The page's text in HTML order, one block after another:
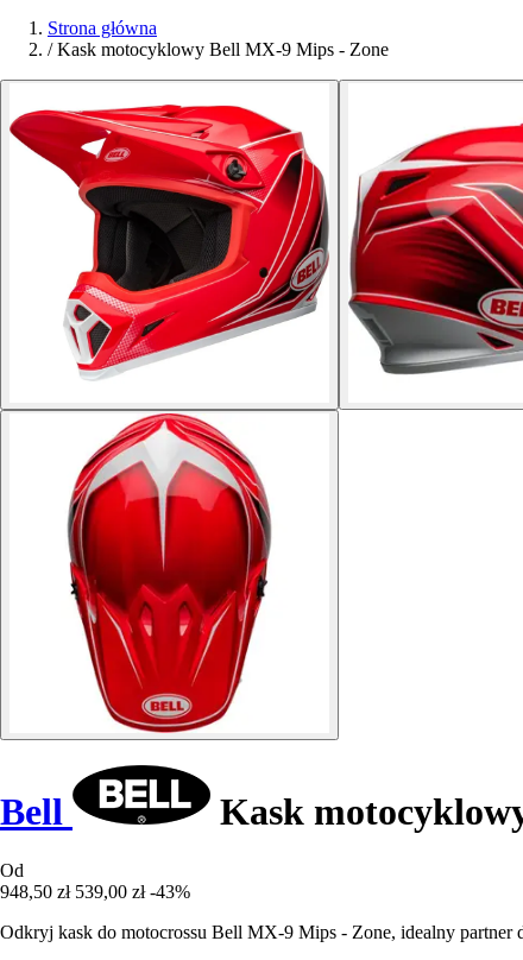
Strona główna
/ Kask motocyklowy Bell MX-9 Mips - Zone
Bell Kask
Od
948,50 zł 539,00 zł -43%
Odkryj kask do motocrossu Bell MX-9 Mips - Zone, idealny partner